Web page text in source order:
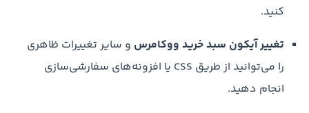
کنید.
تغییر آیکون سبد خرید ووکامرس و سایر تغییرات ظاهری
را می‌توانید از طریق CSS یا افزونه‌های سفارشی‌سازی
انجام دهید.